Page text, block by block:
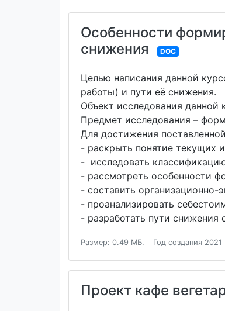
Особенности
снижения
DOC
Целью написания данной
работы) и пути её снижения.
Объект исследования данной
Предмет исследования –
Для достижения
- раскрыть понятие текущих
- исследовать
- рассмотреть особенности
- составить
- проанализировать
- разработать пути снижения
Размер: 0.49 МБ. Год создания 2021
Проект кафе